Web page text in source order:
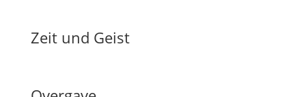
Zeit und Geist